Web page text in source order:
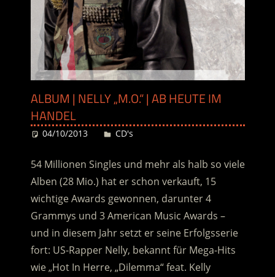
ALBUM | NELLY „M.O.“ | AB HEUTE IM
HANDEL
04/10/2013 Desiree
CD's
54 Millionen Singles und mehr als halb so viele
Alben (28 Mio.) hat er schon verkauft, 15
wichtige Awards gewonnen, darunter 4
Grammys und 3 American Music Awards –
und in diesem Jahr setzt er seine Erfolgsserie
fort: US-Rapper Nelly, bekannt für Mega-Hits
wie „Hot In Herre, „Dilemma“ feat. Kelly